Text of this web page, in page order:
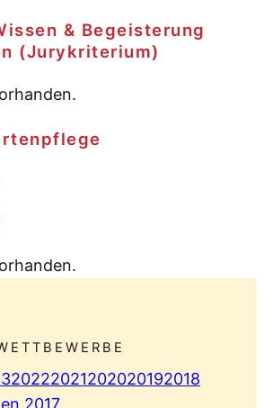
& Begeisterung
(Jurykriterium)
20222021202020192018